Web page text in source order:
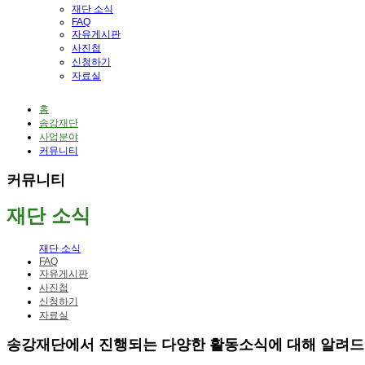
재단 소식
FAQ
자유게시판
사진첩
신청하기
자료실
홈
송강재단
사업분야
커뮤니티
커뮤니티
재단 소식
재단 소식
FAQ
자유게시판
사진첩
신청하기
자료실
송강재단에서 진행되는 다양한 활동소식에 대해 알려